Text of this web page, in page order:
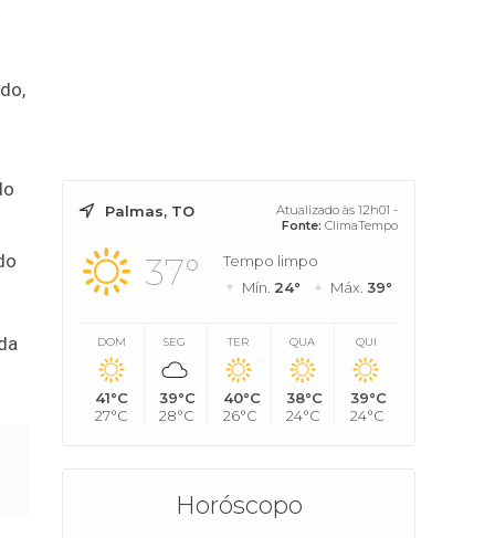
Palmas, TO
Atualizado às 12h01 -
Fonte: ClimaTempo
37°
Tempo limpo
Mín. 24° Máx. 39°
DOM
41°C
27°C
SEG
39°C
28°C
TER
40°C
26°C
QUA
38°C
24°C
QUI
39°C
24°C
Horóscopo